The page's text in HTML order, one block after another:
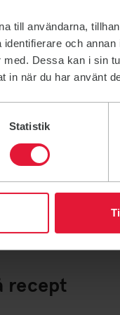
till användarna,
och annan
Dessa kan i sin
in när du har använt
Statistik
recept